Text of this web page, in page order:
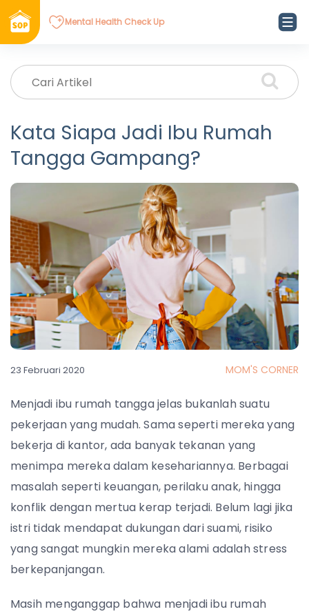
Mental Health Check Up
Kata Siapa Jadi Ibu Rumah
Tangga Gampang?
23 Februari 2020 MOM'S CORNER
Menjadi ibu rumah tangga jelas bukanlah suatu
pekerjaan yang mudah. Sama seperti mereka yang
bekerja di kantor, ada banyak tekanan yang
menimpa mereka dalam kesehariannya. Berbagai
masalah seperti keuangan, perilaku anak, hingga
konflik dengan mertua kerap terjadi. Belum lagi jika
istri tidak mendapat dukungan dari suami, risiko
yang sangat mungkin mereka alami adalah stress
berkepanjangan.
Masih menganggap bahwa menjadi ibu rumah